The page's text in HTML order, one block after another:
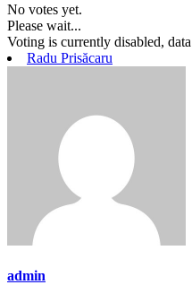
No votes yet.
Please wait...
Voting is currently disabled,
Radu Prisăcaru
admin